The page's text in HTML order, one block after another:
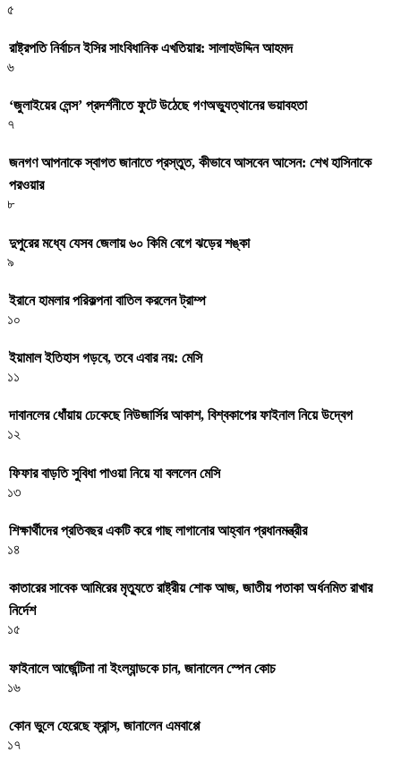
৫
রাষ্ট্রপতি নির্বাচন ইসির সাংবিধানিক এখতিয়ার: সালাহউদ্দিন আহমদ
৬
‘জুলাইয়ের লেন্স’ প্রদর্শনীতে ফুটে উঠেছে গণঅভ্যুত্থানের ভয়াবহতা
৭
জনগণ আপনাকে স্বাগত জানাতে প্রস্তুত, কীভাবে আসবেন আসেন: শেখ হাসিনাকে
পরওয়ার
৮
দুপুরের মধ্যে যেসব জেলায় ৬০ কিমি বেগে ঝড়ের শঙ্কা
৯
ইরানে হামলার পরিকল্পনা বাতিল করলেন ট্রাম্প
১০
ইয়ামাল ইতিহাস গড়বে, তবে এবার নয়: মেসি
১১
দাবানলের ধোঁয়ায় ঢেকেছে নিউজার্সির আকাশ, বিশ্বকাপের ফাইনাল নিয়ে উদ্বেগ
১২
ফিফার বাড়তি সুবিধা পাওয়া নিয়ে যা বললেন মেসি
১৩
শিক্ষার্থীদের প্রতিবছর একটি করে গাছ লাগানোর আহ্বান প্রধানমন্ত্রীর
১৪
কাতারের সাবেক আমিরের মৃত্যুতে রাষ্ট্রীয় শোক আজ, জাতীয় পতাকা অর্ধনমিত রাখার
নির্দেশ
১৫
ফাইনালে আর্জেন্টিনা না ইংল্যান্ডকে চান, জানালেন স্পেন কোচ
১৬
কোন ভুলে হেরেছে ফ্রান্স, জানালেন এমবাপ্পে
১৭